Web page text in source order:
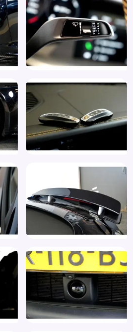
View (KA6)
Brake (PCCB) (1LQ)
stuurwiel
verstelbaar (Q2J)